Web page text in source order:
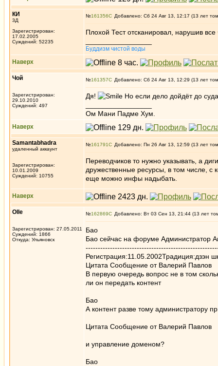
КИ
3Д
Зарегистрирован:
17.02.2005
Суждений: 52235
№161356 Добавлено: Сб 24 Авг 13, 12:17 (13 лет
Плохой Тест отсканировал, нарушив
Буддизм чистой воды
Наверх
Чой
Зарегистрирован:
29.10.2010
Суждений: 497
№161357 Добавлено: Сб 24 Авг 13, 12:29 (13 лет
Дя!
Но если дело дойдёт до
Ом Мани Падме Хум.
Наверх
Samantabhadra
удаленный аккаунт
Зарегистрирован:
10.01.2009
Суждений: 10755
№161791 Добавлено: Пн 26 Авг 13, 12:59 (13 лет
Переводчиков то нужно указывать, а
дружественные ресурсы, в том числе, с
еще можно инфы надыбать.
Наверх
Olle
Зарегистрирован: 27.05.2011
Суждений: 1866
Откуда: Ульяновск
№162869 Добавлено: Вт 03 Сен 13, 21:44 (13 лет
Бао
Бао сейчас на форуме Администратор
Регистрация:11.05.2002Традиция:дзэн
Цитата Сообщение от Валерий Павлов
В первую очередь вопрос не в том
ли он передать контент
Бао
А контент разве тому администратору
Цитата Сообщение от Валерий Павлов
и управление доменом?
Бао